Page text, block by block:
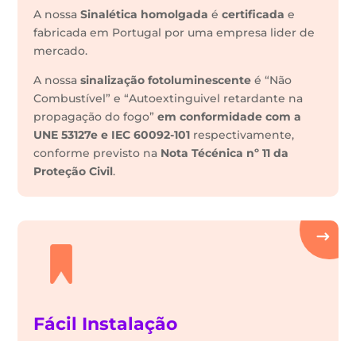
A nossaSinalética homolgada écertificada e
fabricada em Portugal por uma empresa lider de
mercado.
A nossasinalização fotoluminescente é “Não
Combustível” e “Autoextinguivel retardante na
propagação do fogo”em conformidade com a
UNE 53127e e IEC 60092-101 respectivamente,
conforme previsto na Nota Técénica nº 11 da
Proteção Civil.
Fácil Instalação